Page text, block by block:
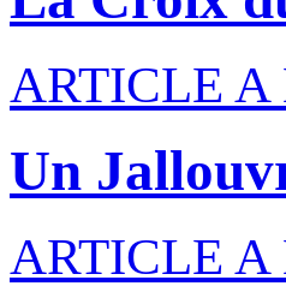
ARTICLE A
Un
ARTICLE A